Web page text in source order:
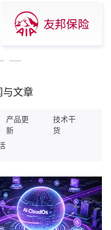
与文章
产品更
新
技术干
货